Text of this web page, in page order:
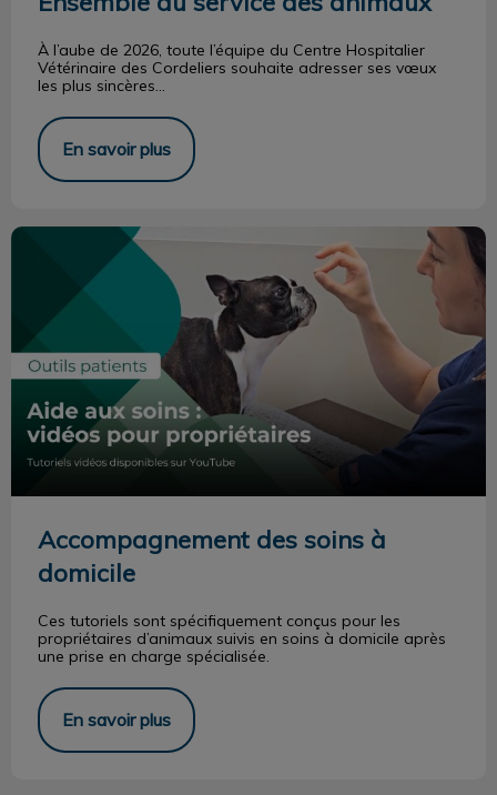
À l’aube de 2026, toute l’équipe du Centre Hospitalier
Vétérinaire des Cordeliers souhaite adresser ses vœux
les plus sincères...
En savoir plus
Accompagnement des soins à domicile
Accompagnement des soins à
domicile
Ces tutoriels sont spécifiquement conçus pour les
propriétaires d’animaux suivis en soins à domicile après
une prise en charge spécialisée.
En savoir plus